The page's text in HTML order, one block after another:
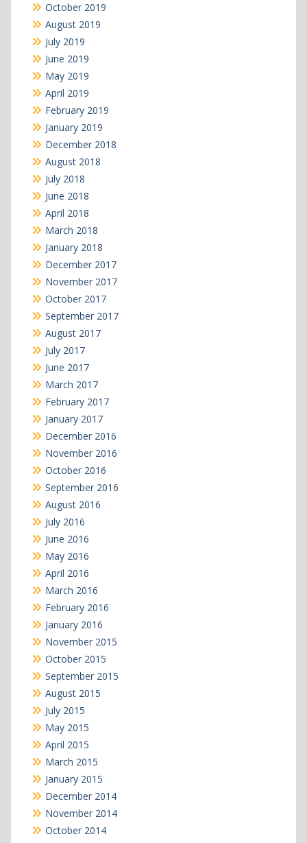
October 2019
August 2019
July 2019
June 2019
May 2019
April 2019
February 2019
January 2019
December 2018
August 2018
July 2018
June 2018
April 2018
March 2018
January 2018
December 2017
November 2017
October 2017
September 2017
August 2017
July 2017
June 2017
March 2017
February 2017
January 2017
December 2016
November 2016
October 2016
September 2016
August 2016
July 2016
June 2016
May 2016
April 2016
March 2016
February 2016
January 2016
November 2015
October 2015
September 2015
August 2015
July 2015
May 2015
April 2015
March 2015
January 2015
December 2014
November 2014
October 2014